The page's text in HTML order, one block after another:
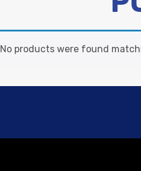
No products were found